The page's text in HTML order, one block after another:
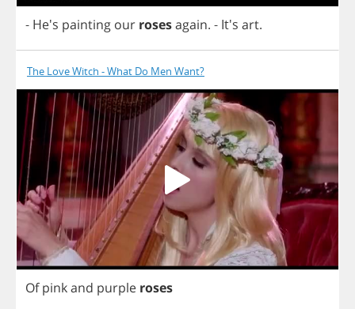
- He's painting our rosesagain. - It's art.
The Love Witch - What Do Men Want?
Of pinkand purple roses